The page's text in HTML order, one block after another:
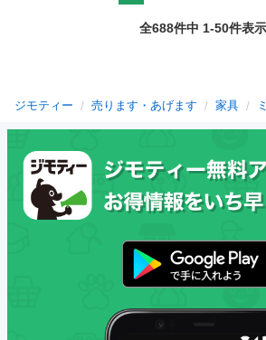
全688件中 1-50件表示
ジモティー 売ります・あげます 家具